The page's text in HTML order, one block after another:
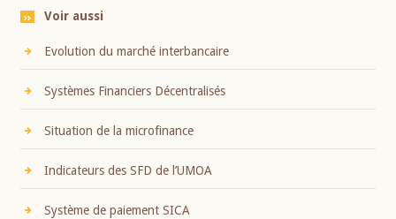
Voir aussi
Evolution du marché interbancaire
Systèmes Financiers Décentralisés
Situation de la microfinance
Indicateurs des SFD de l’UMOA
Système de paiement SICA